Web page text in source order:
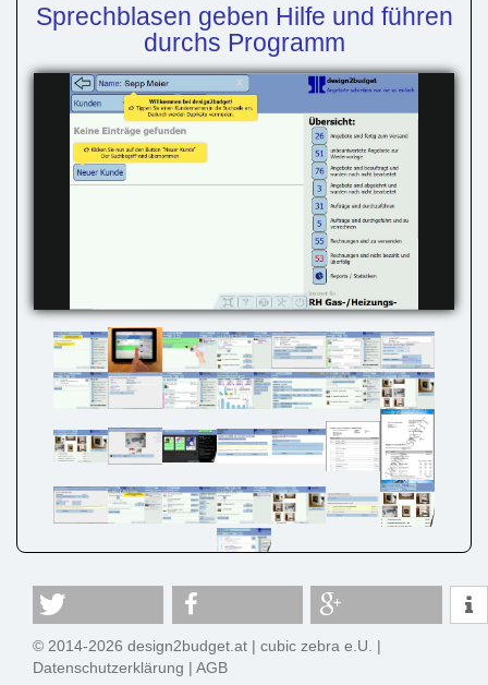
Sprechblasen geben Hilfe und führen
durchs Programm
© 2014-2026 design2budget.at |cubic zebra e.U.
|
Datenschutzerklärung |AGB